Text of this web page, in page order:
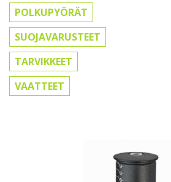
POLKUPYÖRÄT
SUOJAVARUSTEET
TARVIKKEET
VAATTEET